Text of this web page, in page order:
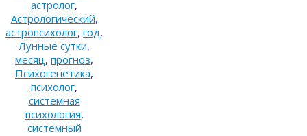
астролог,
Астрологический,
астропсихолог, год,
Лунные сутки,
месяц, прогноз,
Психогенетика,
психолог,
системная
психология,
системный